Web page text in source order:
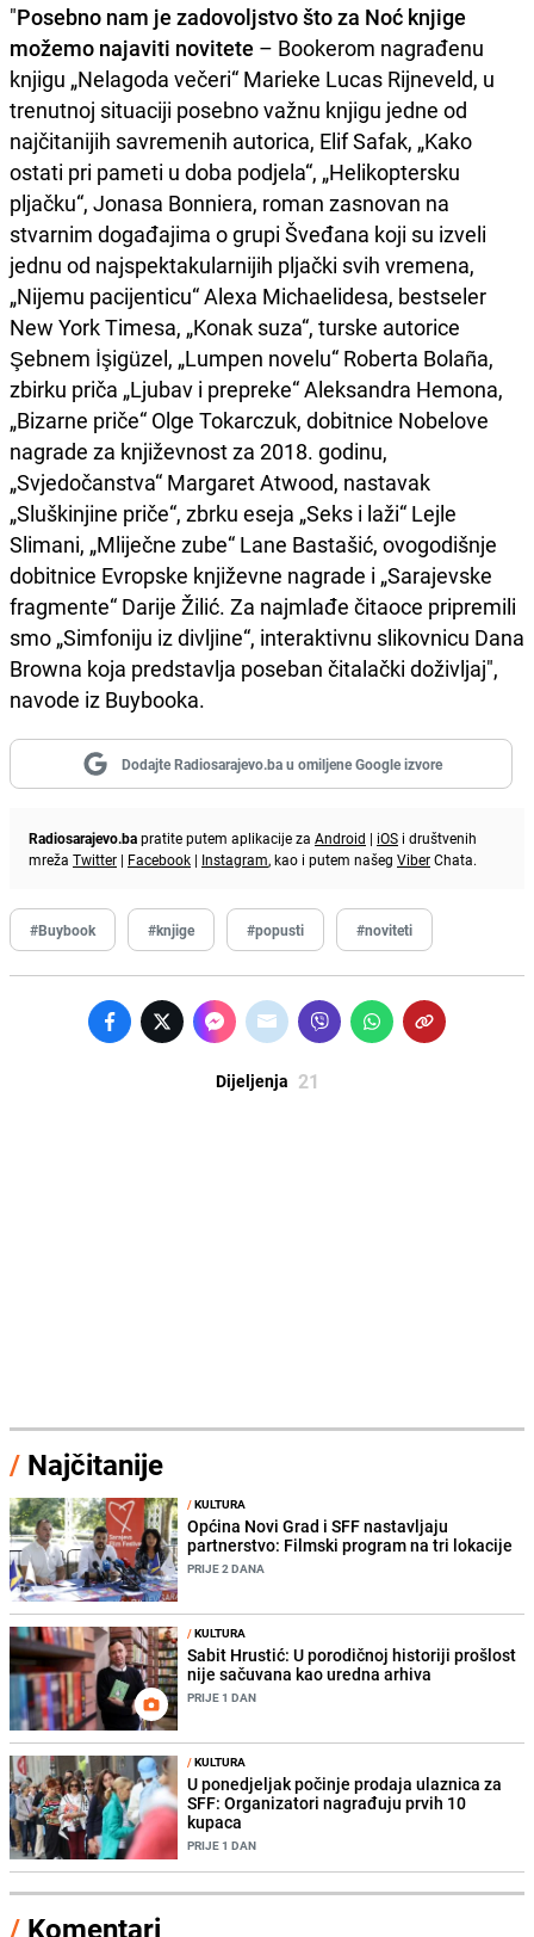
"Posebno nam je zadovoljstvo što za Noć knjige
možemo najaviti novitete – Bookerom nagrađenu
knjigu „Nelagoda večeri“ Marieke Lucas Rijneveld, u
trenutnoj situaciji posebno važnu knjigu jedne od
najčitanijih savremenih autorica, Elif Safak, „Kako
ostati pri pameti u doba podjela“, „Helikoptersku
pljačku“, Jonasa Bonniera, roman zasnovan na
stvarnim događajima o grupi Šveđana koji su izveli
jednu od najspektakularnijih pljački svih vremena,
„Nijemu pacijenticu“ Alexa Michaelidesa, bestseler
New York Timesa, „Konak suza“, turske autorice
Şebnem İşigüzel, „Lumpen novelu“ Roberta Bolaña,
zbirku priča „Ljubav i prepreke“ Aleksandra Hemona,
„Bizarne priče“ Olge Tokarczuk, dobitnice Nobelove
nagrade za književnost za 2018. godinu,
„Svjedočanstva“ Margaret Atwood, nastavak
„Sluškinjine priče“, zbrku eseja „Seks i laži“ Lejle
Slimani, „Mliječne zube“ Lane Bastašić, ovogodišnje
dobitnice Evropske književne nagrade i „Sarajevske
fragmente“ Darije Žilić. Za najmlađe čitaoce pripremili
smo „Simfoniju iz divljine“, interaktivnu slikovnicu Dana
Browna koja predstavlja poseban čitalački doživljaj",
navode iz Buybooka.
Dodajte Radiosarajevo.ba u omiljene Google izvore
Radiosarajevo.bapratite putem aplikacije za Android | iOS i društvenih
mreža Twitter | Facebook | Instagram, kao i putem našeg ViberChata.
#Buybook #knjige #popusti #noviteti
Dijeljenja 21
/ Najčitanije
/KULTURA
Općina Novi Grad i SFF nastavljaju
partnerstvo: Filmski program na tri lokacije
PRIJE 2 DANA
/KULTURA
Sabit Hrustić: U porodičnoj historiji prošlost
nije sačuvana kao uredna arhiva
PRIJE 1 DAN
/KULTURA
U ponedjeljak počinje prodaja ulaznica za
SFF: Organizatori nagrađuju prvih 10
kupaca
PRIJE 1 DAN
/ Komentari